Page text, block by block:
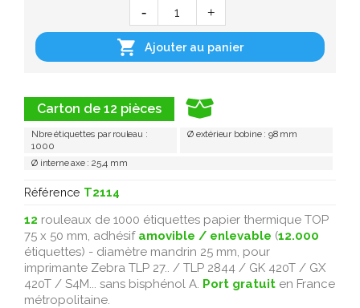
Carton de 12 pièces
Nbre étiquettes par rouleau :
1000
Ø extérieur bobine : 98 mm
Ø interne axe : 25,4 mm
Référence T2114
12 rouleaux de 1000 étiquettes papier thermique TOP
75 x 50 mm, adhésif amovible / enlevable (12.000
étiquettes) - diamètre mandrin 25 mm, pour
imprimante Zebra TLP 27.. / TLP 2844 / GK 420T / GX
420T / S4M... sans bisphénol A. Port gratuit en France
métropolitaine.
 Ajouter au panier